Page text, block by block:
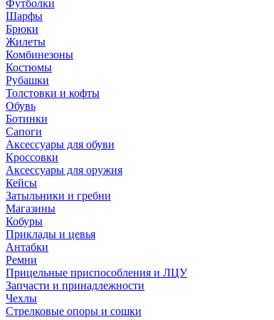
Футболки
Шарфы
Брюки
Жилеты
Комбинезоны
Костюмы
Рубашки
Толстовки и кофты
Обувь
Ботинки
Сапоги
Аксессуары для обуви
Кроссовки
Аксессуары для оружия
Кейсы
Затыльники и гребни
Магазины
Кобуры
Приклады и цевья
Антабки
Ремни
Прицельные приспособления и ЛЦУ
Запчасти и принадлежности
Чехлы
Стрелковые опоры и сошки